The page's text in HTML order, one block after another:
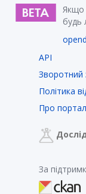
Якщо
будь
API
Зворотний
Політика
Про портал
За